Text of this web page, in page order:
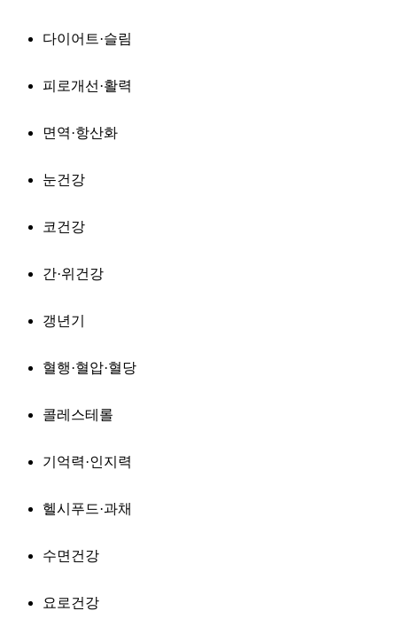
다이어트·슬림
피로개선·활력
면역·항산화
눈건강
코건강
간·위건강
갱년기
혈행·혈압·혈당
콜레스테롤
기억력·인지력
헬시푸드·과채
수면건강
요로건강